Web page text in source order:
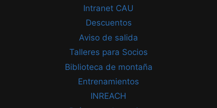
Intranet CAU
Descuentos
Aviso de salida
Talleres para Socios
Biblioteca de montaña
Entrenamientos
INREACH